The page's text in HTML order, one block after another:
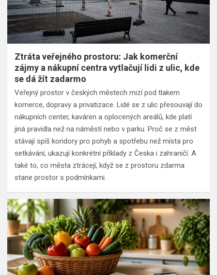
Ztráta veřejného prostoru: Jak komerční
zájmy a nákupní centra vytlačují lidi z ulic, kde
se dá žít zadarmo
Veřejný prostor v českých městech mizí pod tlakem
komerce, dopravy a privatizace. Lidé se z ulic přesouvají do
nákupních center, kaváren a oplocených areálů, kde platí
jiná pravidla než na náměstí nebo v parku. Proč se z měst
stávají spíš koridory pro pohyb a spotřebu než místa pro
setkávání, ukazují konkrétní příklady z Česka i zahraničí. A
také to, co města ztrácejí, když se z prostoru zdarma
stane prostor s podmínkami.